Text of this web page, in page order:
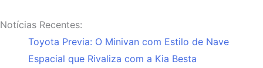
Notícias Recentes:
Toyota Previa: O Minivan com Estilo de Nave
Espacial que Rivaliza com a Kia Besta